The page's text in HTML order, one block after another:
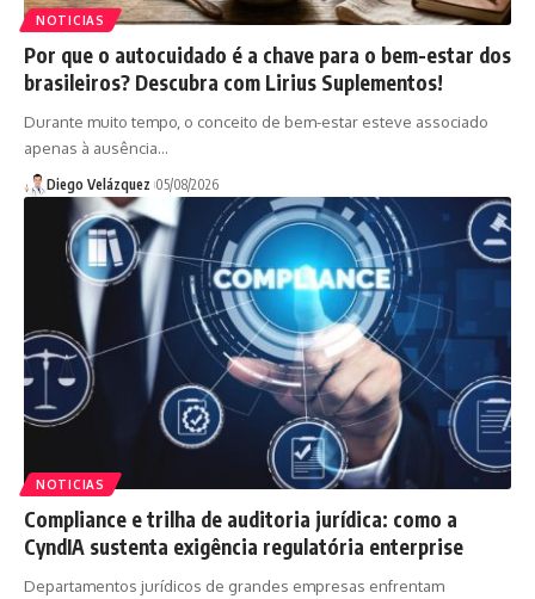
NOTICIAS
Por que o autocuidado é a chave para o bem-estar dos
brasileiros? Descubra com Lirius Suplementos!
Durante muito tempo, o conceito de bem-estar esteve associado
apenas à ausência…
Diego Velázquez 05/08/2026
NOTICIAS
Compliance e trilha de auditoria jurídica: como a
CyndIA sustenta exigência regulatória enterprise
Departamentos jurídicos de grandes empresas enfrentam